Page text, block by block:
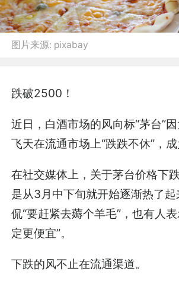
图片来源: pixabay
跌破2500！
近日，白酒市场的风向标“茅台”
飞天在流通市场上“跌跌不休”，成
在社交媒体上，关于茅台价格下
是从3月中下旬就开始逐渐热了
侃“要赶紧去薅个羊毛”，也有人
定更便宜”。
下跌的风不止在流通渠道。